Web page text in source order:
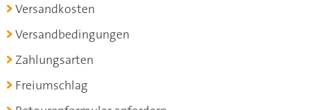
Versandkosten
Versandbedingungen
Zahlungsarten
Freiumschlag